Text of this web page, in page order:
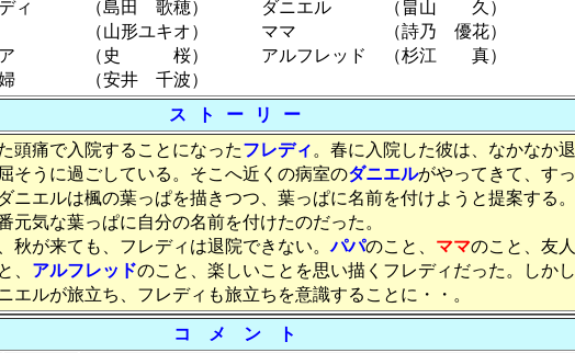
ディ （島田 歌穂） ダニエル （畠山 久）
（山形ユキオ） ママ （詩乃 優花）
ア （史 桜） アルフレッド （杉江 真）
護婦 （安井 千波）
ス ト ー リ ー
頭痛で入院することになったフレディ。春に入院した彼は、なかなか退
そうに過ごしている。そこへ近くの病室のダニエルがやってきて、すっ
ニエルは楓の葉っぱを描きつつ、葉っぱに名前を付けようと提案する。
元気な葉っぱに自分の名前を付けたのだった。
秋が来ても、フレディは退院できない。パパのこと、 ママのこと、友人
、 アルフレッドのこと、楽しいことを思い描くフレディだった。しかし
エルが旅立ち、フレディも旅立ちを意識することに・・。
コ メ ン ト